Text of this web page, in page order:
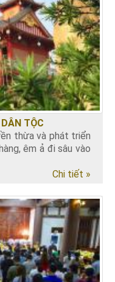
TỘC
thừa và phát triển
êm ả đi sâu vào
Chi tiết »